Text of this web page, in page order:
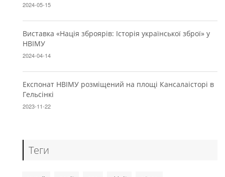
2024-05-15
Виставка «Нація зброярів: Історія української зброї» у
НВІМУ
2024-04-14
Експонат НВІМУ розміщений на площі Кансалаісторі в
Гельсінкі
2023-11-22
Теги